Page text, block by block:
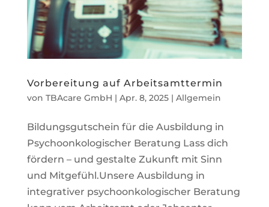
Vorbereitung auf Arbeitsamttermin
von TBAcare GmbH | Apr. 8, 2025| Allgemein
Bildungsgutschein für die Ausbildung in
Psychoonkologischer Beratung Lass dich
fördern – und gestalte Zukunft mit Sinn
und Mitgefühl.Unsere Ausbildung in
integrativer psychoonkologischer Beratung